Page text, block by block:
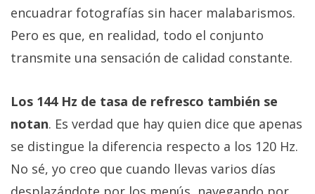
encuadrar fotografías sin hacer malabarismos.
Pero es que, en realidad, todo el conjunto
transmite una sensación de calidad constante.
Los 144 Hz de tasa de refresco también se
notan. Es verdad que hay quien dice que apenas
se distingue la diferencia respecto a los 120 Hz.
No sé, yo creo que cuando llevas varios días